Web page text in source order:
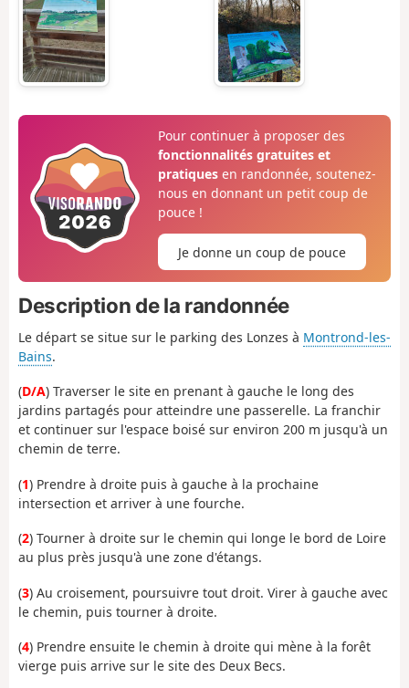
Pour continuer à proposer des
fonctionnalités gratuites et
pratiquesen randonnée, soutenez-
nous en donnant un petit coup de
pouce !
Je donne un coup de pouce
Description de la randonnée
Le départ se situe sur le parking des Lonzes à Montrond-les-
Bains.
(D/A) Traverser le site en prenant à gauche le long des
jardins partagés pour atteindre une passerelle. La franchir
et continuer sur l'espace boisé sur environ 200 m jusqu'à un
chemin de terre.
(1) Prendre à droite puis à gauche à la prochaine
intersection et arriver à une fourche.
(2) Tourner à droite sur le chemin qui longe le bord de Loire
au plus près jusqu'à une zone d'étangs.
(3) Au croisement, poursuivre tout droit. Virer à gauche avec
le chemin, puis tourner à droite.
(4) Prendre ensuite le chemin à droite qui mène à la forêt
vierge puis arrive sur le site des Deux Becs.